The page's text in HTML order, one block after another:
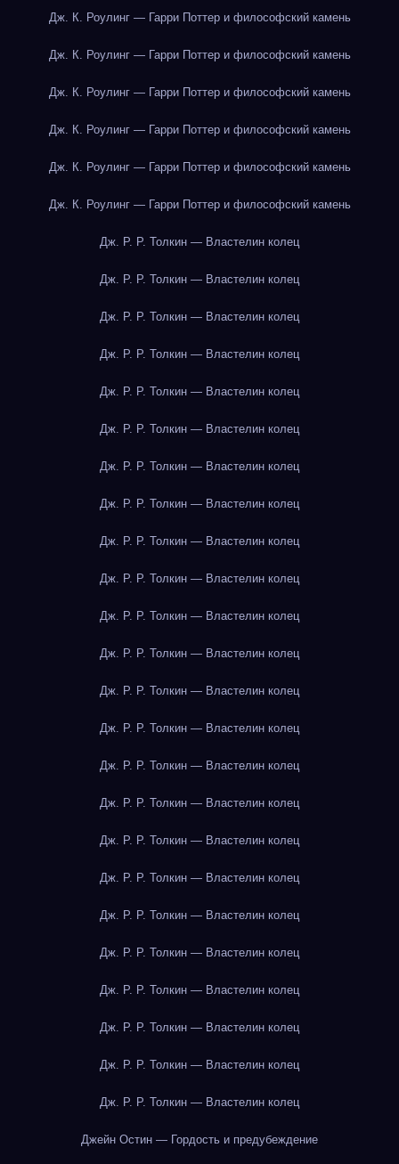
Дж. К. Роулинг — Гарри Поттер и философский камень
Дж. К. Роулинг — Гарри Поттер и философский камень
Дж. К. Роулинг — Гарри Поттер и философский камень
Дж. К. Роулинг — Гарри Поттер и философский камень
Дж. К. Роулинг — Гарри Поттер и философский камень
Дж. К. Роулинг — Гарри Поттер и философский камень
Дж. Р. Р. Толкин — Властелин колец
Дж. Р. Р. Толкин — Властелин колец
Дж. Р. Р. Толкин — Властелин колец
Дж. Р. Р. Толкин — Властелин колец
Дж. Р. Р. Толкин — Властелин колец
Дж. Р. Р. Толкин — Властелин колец
Дж. Р. Р. Толкин — Властелин колец
Дж. Р. Р. Толкин — Властелин колец
Дж. Р. Р. Толкин — Властелин колец
Дж. Р. Р. Толкин — Властелин колец
Дж. Р. Р. Толкин — Властелин колец
Дж. Р. Р. Толкин — Властелин колец
Дж. Р. Р. Толкин — Властелин колец
Дж. Р. Р. Толкин — Властелин колец
Дж. Р. Р. Толкин — Властелин колец
Дж. Р. Р. Толкин — Властелин колец
Дж. Р. Р. Толкин — Властелин колец
Дж. Р. Р. Толкин — Властелин колец
Дж. Р. Р. Толкин — Властелин колец
Дж. Р. Р. Толкин — Властелин колец
Дж. Р. Р. Толкин — Властелин колец
Дж. Р. Р. Толкин — Властелин колец
Дж. Р. Р. Толкин — Властелин колец
Дж. Р. Р. Толкин — Властелин колец
Джейн Остин — Гордость и предубеждение